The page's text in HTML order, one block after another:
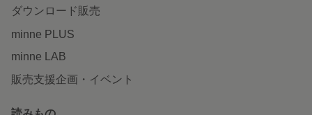
ダウンロード販売
minne PLUS
minne LAB
販売支援企画・イベント